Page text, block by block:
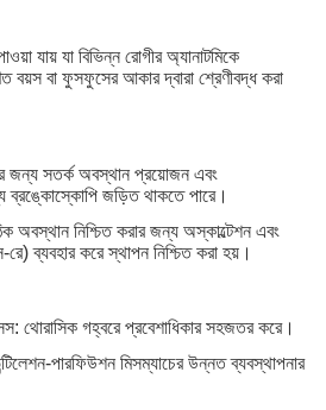
যায় যা বিভিন্ন রোগীর অ্যানাটমিকে
বয়স বা ফুসফুসের আকার দ্বারা শ্রেণীবদ্ধ করা
জন্য সতর্ক অবস্থান প্রয়োজন এবং
ব্রঙ্কোস্কোপি জড়িত থাকতে পারে।
অবস্থান নিশ্চিত করার জন্য অস্কাল্টেশন এবং
ব্যবহার করে স্থাপন নিশ্চিত করা হয়।
থোরাসিক গহ্বরে প্রবেশাধিকার সহজতর করে।
পারফিউশন মিসম্যাচের উন্নত ব্যবস্থাপনার